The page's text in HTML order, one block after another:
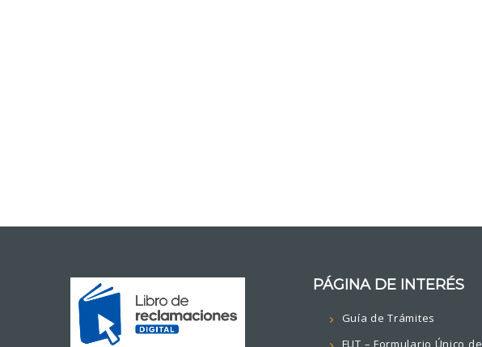
PÁGINA DE INTERÉS
Guía de Trámites
FUT – Formulario Único de